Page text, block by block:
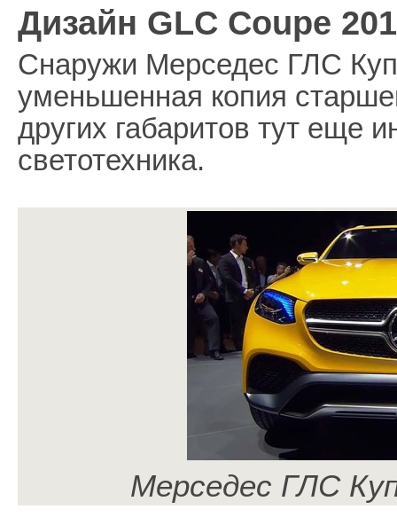
Дизайн GLC Coupe
Снаружи Мерседес ГЛС
уменьшенная копия
других габаритов тут еще
светотехника.
Мерседес ГЛС